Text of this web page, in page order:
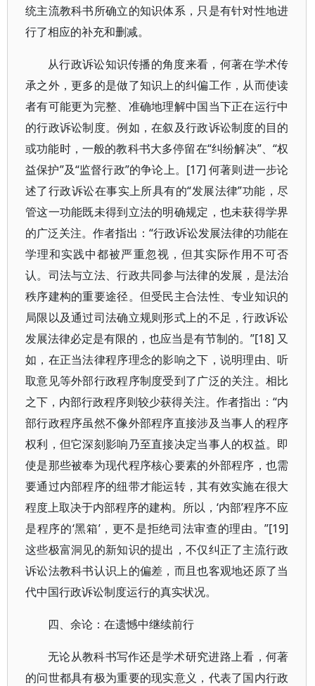
统主流教科书所确立的知识体系，只是有针对性地进
行了相应的补充和删减。
从行政诉讼知识传播的角度来看，何著在学术传
承之外，更多的是做了知识上的纠偏工作，从而使读
者有可能更为完整、准确地理解中国当下正在运行中
的行政诉讼制度。例如，在叙及行政诉讼制度的目的
或功能时，一般的教科书大多停留在“纠纷解决”、“权
益保护”及“监督行政”的争论上。[17] 何著则进一步论
述了行政诉讼在事实上所具有的“发展法律”功能，尽
管这一功能既未得到立法的明确规定，也未获得学界
的广泛关注。作者指出：“行政诉讼发展法律的功能在
学理和实践中都被严重忽视，但其实际作用不可否
认。司法与立法、行政共同参与法律的发展，是法治
秩序建构的重要途径。但受民主合法性、专业知识的
局限以及通过司法确立规则形式上的不足，行政诉讼
发展法律必定是有限的，也应当是有节制的。”[18] 又
如，在正当法律程序理念的影响之下，说明理由、听
取意见等外部行政程序制度受到了广泛的关注。相比
之下，内部行政程序则较少获得关注。作者指出：“内
部行政程序虽然不像外部程序直接涉及当事人的程序
权利，但它深刻影响乃至直接决定当事人的权益。即
使是那些被奉为现代程序核心要素的外部程序，也需
要通过内部程序的纽带才能运转，其有效实施在很大
程度上取决于内部程序的建构。所以，‘内部’程序不应
是程序的‘黑箱’，更不是拒绝司法审查的理由。”[19]
这些极富洞见的新知识的提出，不仅纠正了主流行政
诉讼法教科书认识上的偏差，而且也客观地还原了当
代中国行政诉讼制度运行的真实状况。
四、余论：在遗憾中继续前行
无论从教科书写作还是学术研究进路上看，何著
的问世都具有极为重要的现实意义，代表了国内行政